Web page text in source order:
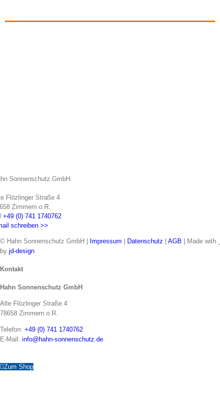
Sonnenschutz GmbH
Flözlinger Straße 4
Zimmern o.R.
+49 (0) 741 1740762
schreiben >>
© Hahn Sonnenschutz GmbH | Impressum Datenschutz AGB | Made with
by jd-design
Toggle
Bar
Kontakt
Hahn Sonnenschutz GmbH
Alte Flözlinger Straße 4
78658 Zimmern o.R.
Telefon: +49 (0) 741 1740762
E-Mail: info@hahn-sonnenschutz.de
Zum Shop